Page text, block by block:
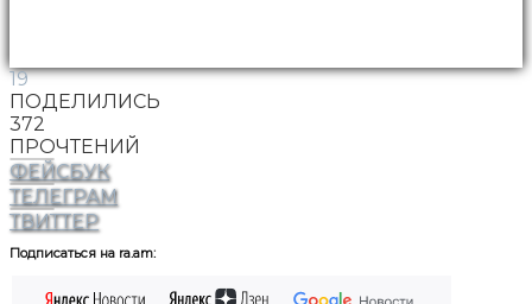
19
ПОДЕЛИЛИСЬ
372
ПРОЧТЕНИЙ
ФЕЙСБУК
ТЕЛЕГРАМ
ТВИТТЕР
Подписаться на ra.am: